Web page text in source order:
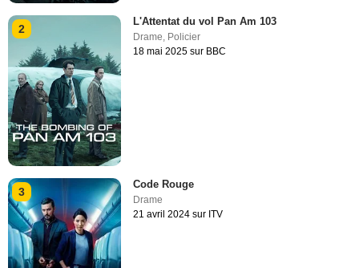
2
L'Attentat du vol Pan Am 103
Drame Policier
18 mai 2025 sur BBC
3
Code Rouge
Drame
21 avril 2024 sur ITV